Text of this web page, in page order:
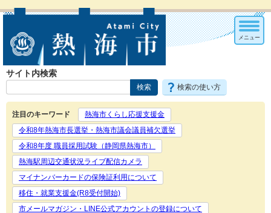
サイト内検索
検索の使い方
注目のキーワード
熱海市くらし応援支援金
令和8年熱海市長選挙・熱海市議会議員補欠選挙
令和8年度 職員採用試験（静岡県熱海市）
熱海駅周辺交通状況ライブ配信カメラ
マイナンバーカードの保険証利用について
移住・就業支援金(R8受付開始)
市メールマガジン・LINE公式アカウントの登録について
メニュー